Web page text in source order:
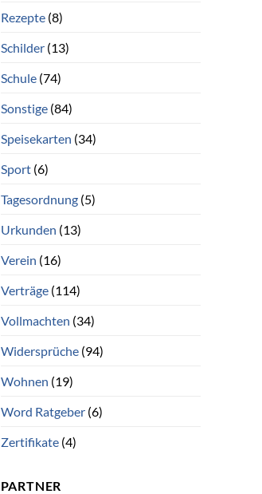
Rezepte(8)
Schilder(13)
Schule(74)
Sonstige(84)
Speisekarten (34)
Sport(6)
Tagesordnung(5)
Urkunden (13)
Verein (16)
Verträge(114)
Vollmachten (34)
Widersprüche(94)
Wohnen (19)
Word Ratgeber(6)
Zertifikate(4)
PARTNER